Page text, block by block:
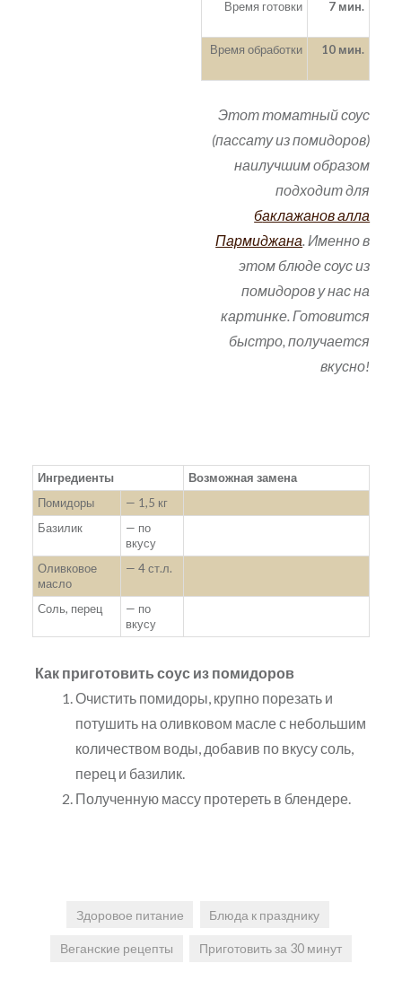
Время готовки 7 мин.
Время обработки 10 мин.
Этот томатный соус
(пассату из помидоров)
наилучшим образом
подходит для
баклажанов алла
Пармиджана. Именно в
этом блюде соус из
помидоров у нас на
картинке. Готовится
быстро, получается
вкусно!
Ингредиенты
Возможная замена
Помидоры
— 1,5 кг
Базилик
— по
вкусу
Оливковое
масло
— 4 ст.л.
Соль, перец
— по
вкусу
Как приготовить соус из помидоров
Очистить помидоры, крупно порезать и
потушить на оливковом масле с небольшим
количеством воды, добавив по вкусу соль,
перец и базилик.
Полученную массу протереть в блендере.
Здоровое питание Блюда к празднику
Веганские рецепты Приготовить за 30 минут